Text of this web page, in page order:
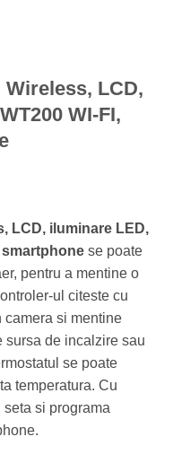
LCD,
WI-FI,
lei.
LCD, iluminare LED,
smartphone se poate
pentru a mentine o
ul citeste cu
camera si mentine
sursa de incalzire sau
se poate
temperatura. Cu
seta si programa